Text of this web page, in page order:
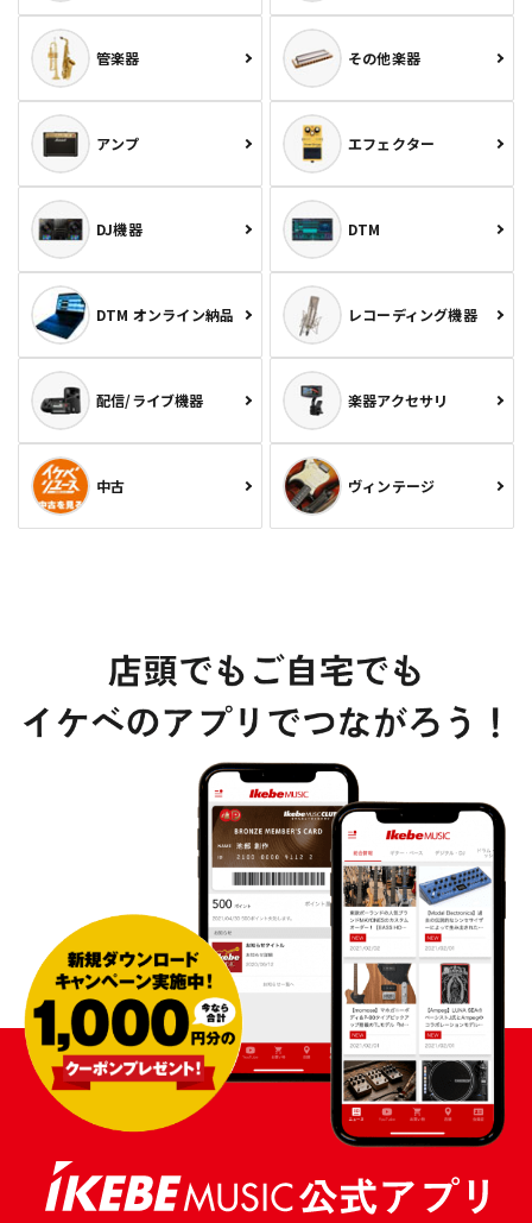
管楽器 その他楽器
アンプ エフェクター
DJ機器 DTM
DTM オンライン納品 レコーディング機器
配信/ライブ機器 楽器アクセサリ
中古 ヴィンテージ